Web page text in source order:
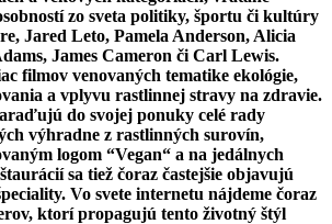
zo sveta politiky, športu či kultúry
Jared Leto, Pamela Anderson, Alicia
James Cameron či Carl Lewis.
filmov venovaných tematike ekológie,
a vplyvu rastlinnej stravy na zdravie.
do svojej ponuky celé rady
výhradne z rastlinných surovín,
logom “Vegan“ a na jedálnych
sa tiež čoraz častejšie objavujú
Vo svete internetu nájdeme čoraz
ktorí propagujú tento životný štýl